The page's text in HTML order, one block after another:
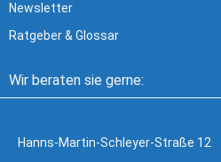
Newsletter
Ratgeber & Glossar
Wir beraten sie gerne:
Hanns-Martin-Schleyer-Straße 12